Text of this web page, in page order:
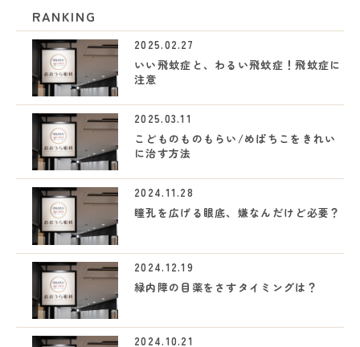
RANKING
2025.02.27
いい飛蚊症と、わるい飛蚊症！飛蚊症に
注意
2025.03.11
こどものものもらい/めばちこをきれい
に治す方法
2024.11.28
瞳孔を広げる眼底、嫌なんだけど必要？
2024.12.19
緑内障の目薬をさすタイミングは？
2024.10.21